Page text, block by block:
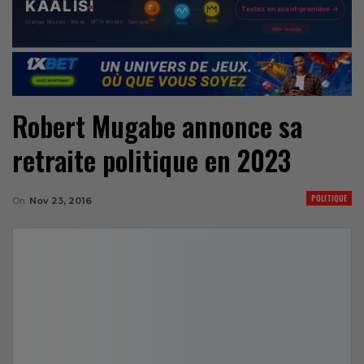
Robert Mugabe annonce sa
retraite politique en 2023
POLITIQUE
On Nov 23, 2016